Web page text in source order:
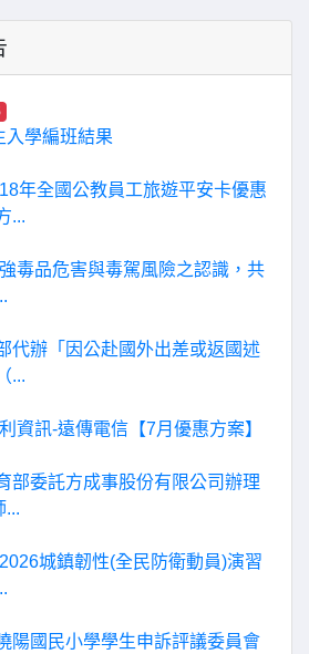
入學編班結果
年全國公教員工旅遊平安卡優惠
...
毒品危害與毒駕風險之認識，共
代辦「因公赴國外出差或返國述
...
資訊-遠傳電信【7月優惠方案】
部委託方成事股份有限公司辦理
...
城鎮韌性(全民防衛動員)演習
陽國民小學學生申訴評議委員會